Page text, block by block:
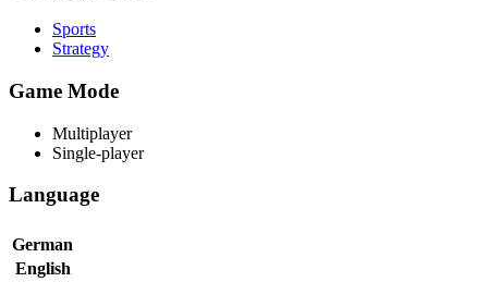
Sports
Strategy
Game Mode
Multiplayer
Single-player
Language
German
English